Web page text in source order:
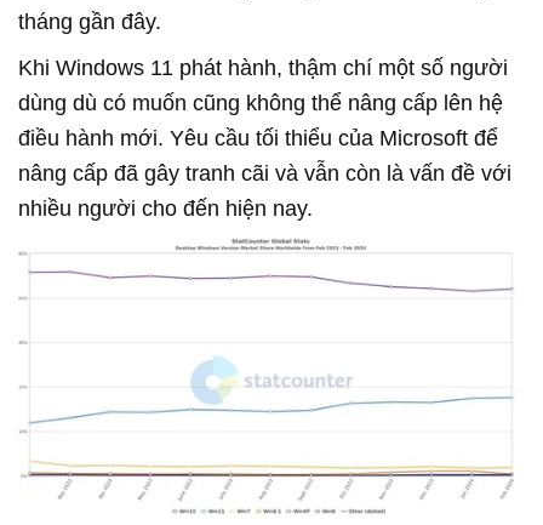
tháng gần đây.
Khi Windows 11 phát hành, thậm chí một số người
dùng dù có muốn cũng không thể nâng cấp lên hệ
điều hành mới. Yêu cầu tối thiểu của Microsoft để
nâng cấp đã gây tranh cãi và vẫn còn là vấn đề với
nhiều người cho đến hiện nay.